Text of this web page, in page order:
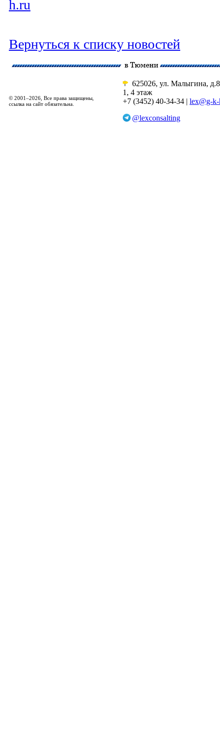
h.ru
Вернуться к списку новостей
© 2001–2026, Все права защищены,
ссылка на сайт обязательна.
625026, ул. Малыгина,
1, 4 этаж
+7 (3452) 40-34-34 | lex@g-
@lexconsalting